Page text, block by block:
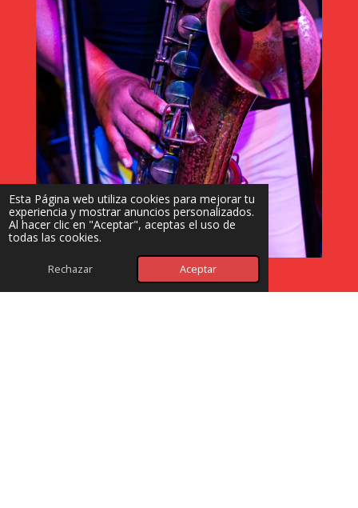
Esta Página web utiliza cookies para mejorar tu
experiencia y mostrar anuncios personalizados.
Al hacer clic en "Aceptar", aceptas el uso de
todas las cookies.
Rechazar Aceptar
Haz tu evento en Eladio's